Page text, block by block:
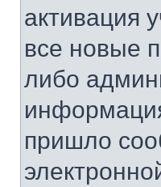
активация
все новые
либо
пришло